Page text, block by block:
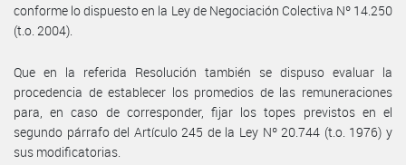
conforme lo dispuesto en la Ley de Negociación Colectiva Nº 14.250
(t.o. 2004).
Que en la referida Resolución también se dispuso evaluar la
procedencia de establecer los promedios de las remuneraciones
para, en caso de corresponder, fijar los topes previstos en el
segundo párrafo del Artículo 245 de la Ley Nº 20.744 (t.o. 1976) y
sus modificatorias.